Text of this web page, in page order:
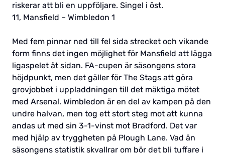
riskerar att bli en uppföljare. Singel i öst.
11, Mansfield – Wimbledon 1
Med fem pinnar ned till fel sida strecket och vikande
form finns det ingen möjlighet för Mansfield att lägga
ligaspelet åt sidan. FA-cupen är säsongens stora
höjdpunkt, men det gäller för The Stags att göra
grovjobbet i uppladdningen till det mäktiga mötet
med Arsenal. Wimbledon är en del av kampen på den
undre halvan, men tog ett stort steg mot att kunna
andas ut med sin 3-1-vinst mot Bradford. Det var
med hjälp av tryggheten på Plough Lane. Vad än
säsongens statistik skvallrar om bör det bli tuffare i